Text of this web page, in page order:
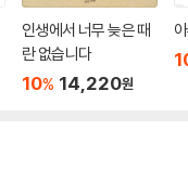
인생에서 너무 늦은 때
란 없습니다
10% 14,220원